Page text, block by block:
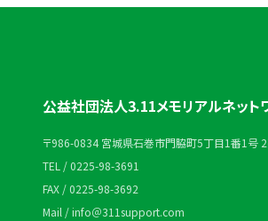
公益社団法人3.11メモリアルネット
〒986-0834 宮城県石巻市門脇町5丁目1番1号
TEL / 0225-98-3691
FAX / 0225-98-3692
Mail / info＠311support.com